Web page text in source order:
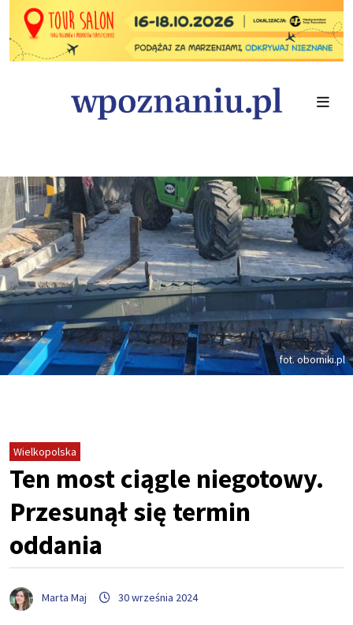
fot. oborniki.pl
Wielkopolska
Ten most ciągle niegotowy.
Przesunął się termin
oddania
Marta Maj 30 września 2024